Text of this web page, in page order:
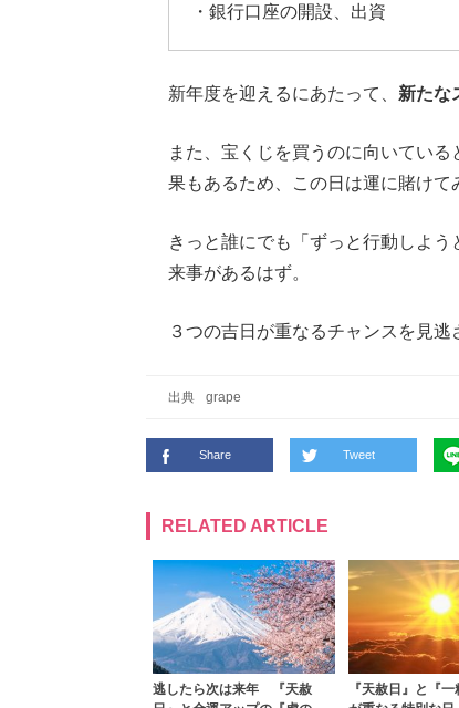
・銀行口座の開設、出資
新年度を迎えるにあたって、 新たな
また、宝くじを買うのに向いてい
果もあるため、この日は運に賭けて
きっと誰にでも「ずっと行動しよ
来事があるはず。
３つの吉日が重なるチャンスを見
出典 grape
Share Tweet
RELATED ARTICLE
逃したら次は来年 『天赦
『天赦日』と『一